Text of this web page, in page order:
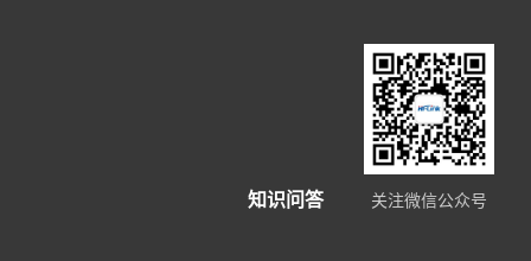
知识问答 关注微信公众号